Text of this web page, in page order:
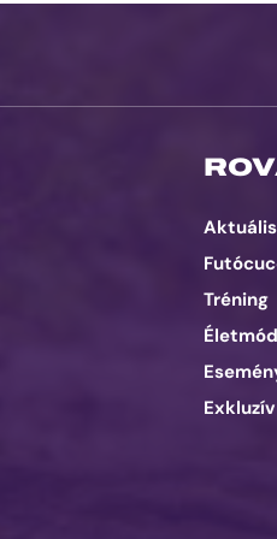
Aktuális
Tréning
Életmód